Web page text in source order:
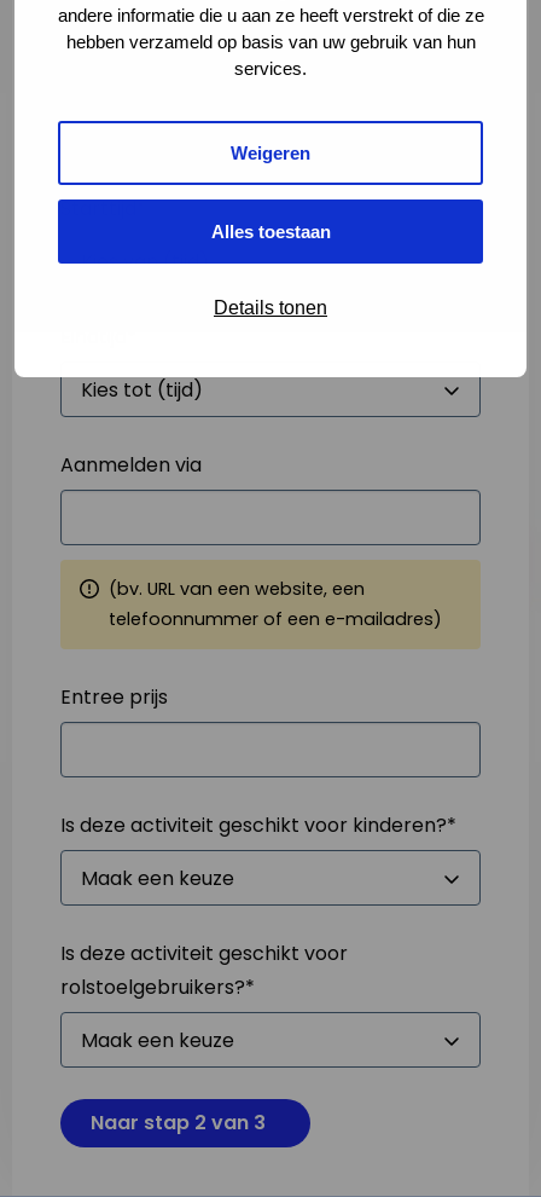
andere informatie die u aan ze heeft verstrekt of die ze
hebben verzameld op basis van uw gebruik van hun
services.
Weigeren
Alles toestaan
Details tonen
Starttijd*
Aanmelden via
(bv. URL van een website, een
telefoonnummer of een e-mailadres)
Entree prijs
Is deze activiteit geschikt voor kinderen?*
Is deze activiteit geschikt voor
rolstoelgebruikers?*